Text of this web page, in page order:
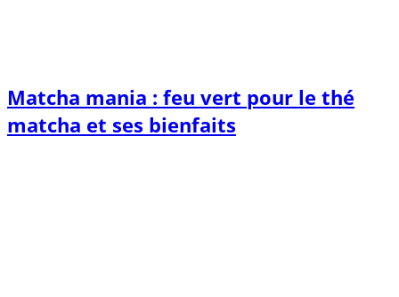
Matcha mania : feu vert pour le thé
matcha et ses bienfaits